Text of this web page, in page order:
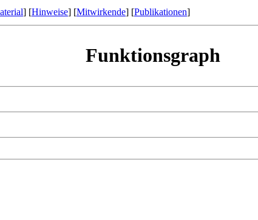
] [Hinweise] [Mitwirkende] [Publikationen]
Funktionsgraph